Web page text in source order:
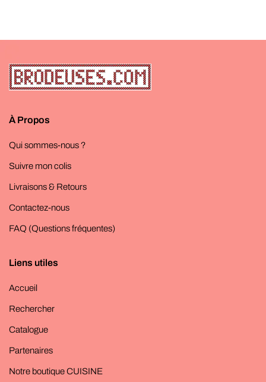
À Propos
Qui sommes-nous ?
Suivre mon colis
Livraisons & Retours
Contactez-nous
FAQ (Questions fréquentes)
Liens utiles
Accueil
Rechercher
Catalogue
Partenaires
Notre boutique CUISINE